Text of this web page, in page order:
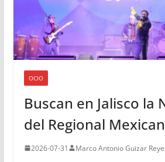
OCIO
Buscan en Jalisco la
del Regional
2026-07-31 Marco Antonio Guizar